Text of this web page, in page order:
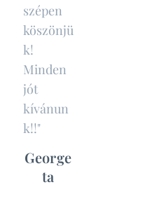
szépen
köszönjü
k!
Minden
jót
kívánun
k!!"
George
ta